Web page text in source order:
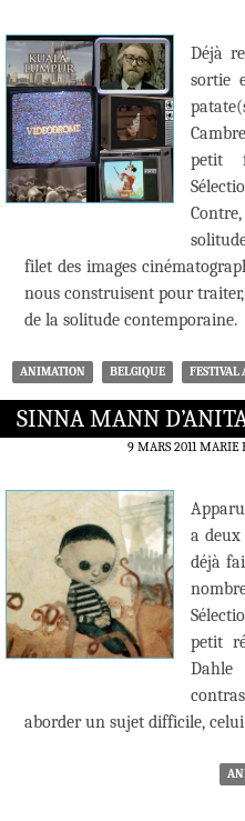
Déjà
sortie
petit
filet des images
nous construisent pour
de la solitude contemporaine.
ANIMATION BELGIQUE FESTIVAL
SINNA MANN
9 MARS 2011 MARIE
a deux
déjà
petit
aborder un sujet difficile,